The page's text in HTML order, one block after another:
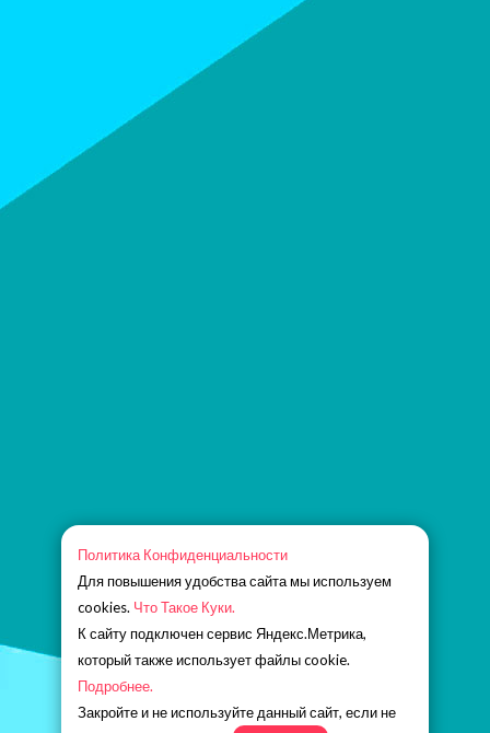
Политика Конфиденциальности
Для повышения удобства сайта мы используем
cookies. Что Такое Куки.
К сайту подключен сервис Яндекс.Метрика,
который также использует файлы cookie.
Подробнее.
Закройте и не используйте данный сайт, если не